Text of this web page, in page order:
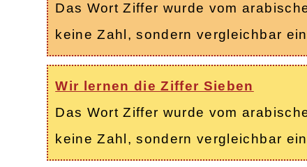
Das Wort Ziffer wurde vom
keine Zahl, sondern vergleichbar
Wir lernen die Ziffer Sieben
Das Wort Ziffer wurde vom
keine Zahl, sondern vergleichbar